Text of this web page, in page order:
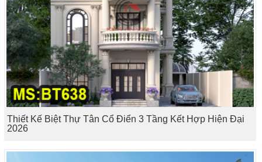
Thiết Kế Biệt Thự Tân Cổ Điển 3 Tầng Kết Hợp Hiện Đại
2026